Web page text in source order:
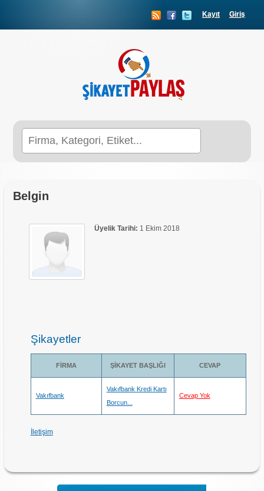
Kayıt Giriş
for:
Belgin
Üyelik Tarihi: 1 Ekim 2018
Şikayetler
FIRMA ŞIKAYET BAŞLIĞI CEVAP
Vakıfbank
Vakıfbank Kredi Kartı
Borcun...
Cevap Yok
İletişim